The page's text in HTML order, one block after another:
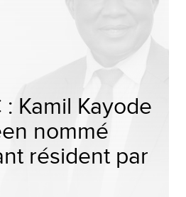
: Kamil Kayode
nommé
résident par